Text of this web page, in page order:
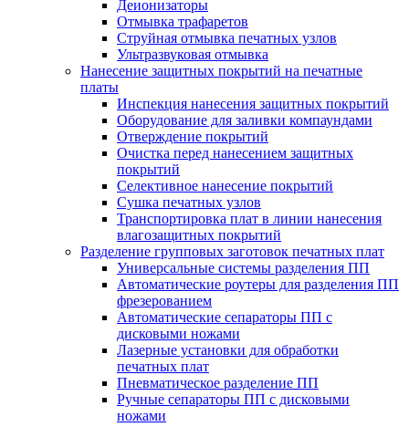
Деионизаторы
Отмывка трафаретов
Струйная отмывка печатных узлов
Ультразвуковая отмывка
Нанесение защитных покрытий на печатные
платы
Инспекция нанесения защитных покрытий
Оборудование для заливки компаундами
Отверждение покрытий
Очистка перед нанесением защитных
покрытий
Селективное нанесение покрытий
Сушка печатных узлов
Транспортировка плат в линии нанесения
влагозащитных покрытий
Разделение групповых заготовок печатных плат
Универсальные системы разделения ПП
Автоматические роутеры для разделения ПП
фрезерованием
Автоматические сепараторы ПП с
дисковыми ножами
Лазерные установки для обработки
печатных плат
Пневматическое разделение ПП
Ручные сепараторы ПП с дисковыми
ножами